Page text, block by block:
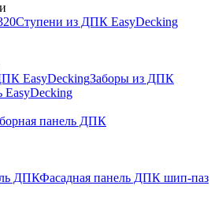
Ступени из ДПК EasyDecking
EasyDeckingЗаборы из ДПК
панель ДПК
ДПКФасадная панель ДПК шип-паз